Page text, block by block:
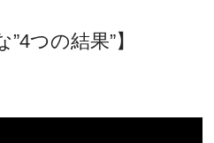
”4つの結果”】